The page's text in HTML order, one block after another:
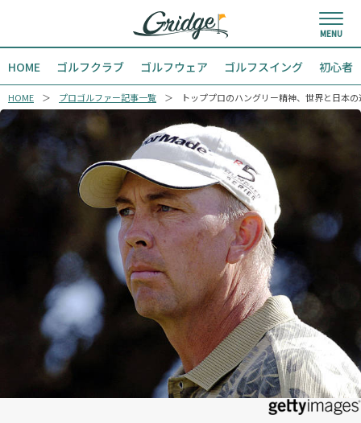
HOME ゴルフクラブ ゴルフウェア ゴルフスイング 初心者
HOME プロゴルファー記事一覧 トッププロのハングリー精神、世界と日本